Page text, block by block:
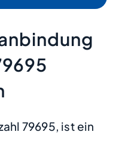
79695, ist ein